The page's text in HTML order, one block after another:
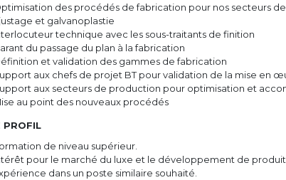
des procédés de fabrication pour nos secteurs
et galvanoplastie
technique avec les sous-traitants de finition
du passage du plan à la fabrication
et validation des gammes de fabrication
aux chefs de projet BT pour validation de la mise en
aux secteurs de production pour optimisation et
au point des nouveaux procédés
PROFIL
de niveau supérieur.
pour le marché du luxe et le développement de
dans un poste similaire souhaité.